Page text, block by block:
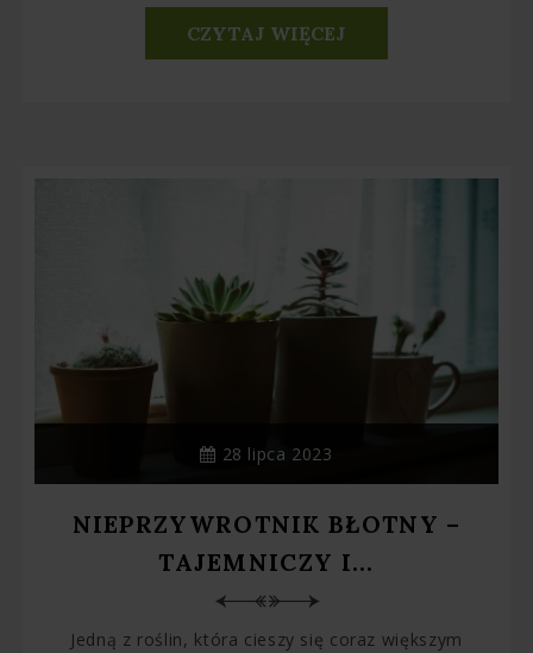
CZYTAJ WIĘCEJ
28 lipca 2023
NIEPRZYWROTNIK BŁOTNY –
TAJEMNICZY I...
Jedną z roślin, która cieszy się coraz większym